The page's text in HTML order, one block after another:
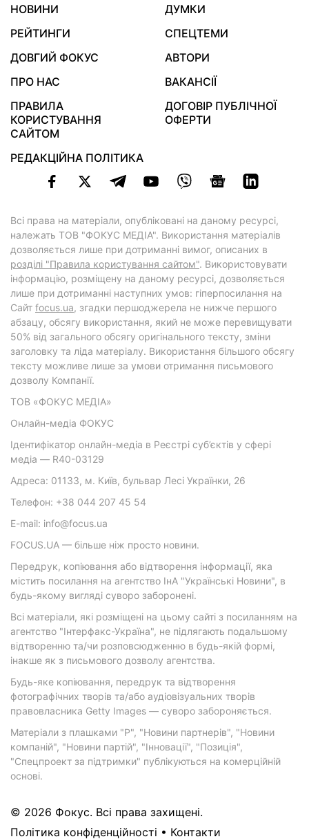
НОВИНИ
ДУМКИ
РЕЙТИНГИ
СПЕЦТЕМИ
ДОВГИЙ ФОКУС
АВТОРИ
ПРО НАС
ВАКАНСІЇ
ПРАВИЛА
КОРИСТУВАННЯ
САЙТОМ
ДОГОВІР ПУБЛІЧНОЇ
ОФЕРТИ
РЕДАКЦІЙНА ПОЛІТИКА
Всі права на матеріали, опубліковані на даному ресурсі,
належать ТОВ "ФОКУС МЕДІА". Використання матеріалів
дозволяється лише при дотриманні вимог, описаних в
розділі "Правила користування сайтом". Використовувати
інформацію, розміщену на даному ресурсі, дозволяється
лише при дотриманні наступних умов: гіперпосилання на
Cайт focus.ua, згадки першоджерела не нижче першого
абзацу, обсягу використання, який не може перевищувати
50% від загального обсягу оригінального тексту, зміни
заголовку та ліда матеріалу. Використання більшого обсягу
тексту можливе лише за умови отримання письмового
дозволу Компанії.
ТОВ «ФОКУС МЕДІА»
Онлайн-медіа ФОКУС
Ідентифікатор онлайн-медіа в Реєстрі суб’єктів у сфері
медіа — R40-03129
Адреса: 01133, м. Київ, бульвар Лесі Українки, 26
Телефон: +38 044 207 45 54
E-mail: info@focus.ua
FOCUS.UA — більше ніж просто новини.
Передрук, копіювання або відтворення інформації, яка
містить посилання на агентство ІнА "Українські Новини", в
будь-якому вигляді суворо заборонені.
Всі матеріали, які розміщені на цьому сайті з посиланням на
агентство "Інтерфакс-Україна", не підлягають подальшому
відтворенню та/чи розповсюдженню в будь-якій формі,
інакше як з письмового дозволу агентства.
Будь-яке копіювання, передрук та відтворення
фотографічних творів та/або аудіовізуальних творів
правовласника Getty Images — суворо забороняється.
Матеріали з плашками "Р", "Новини партнерів", "Новини
компаній", "Новини партій", "Інновації", "Позиція",
"Спецпроект за підтримки" публікуються на комерційній
основі.
© 2026 Фокус. Всі права захищені.
Політика конфіденційності • Контакти